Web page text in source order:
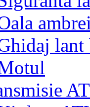
lant